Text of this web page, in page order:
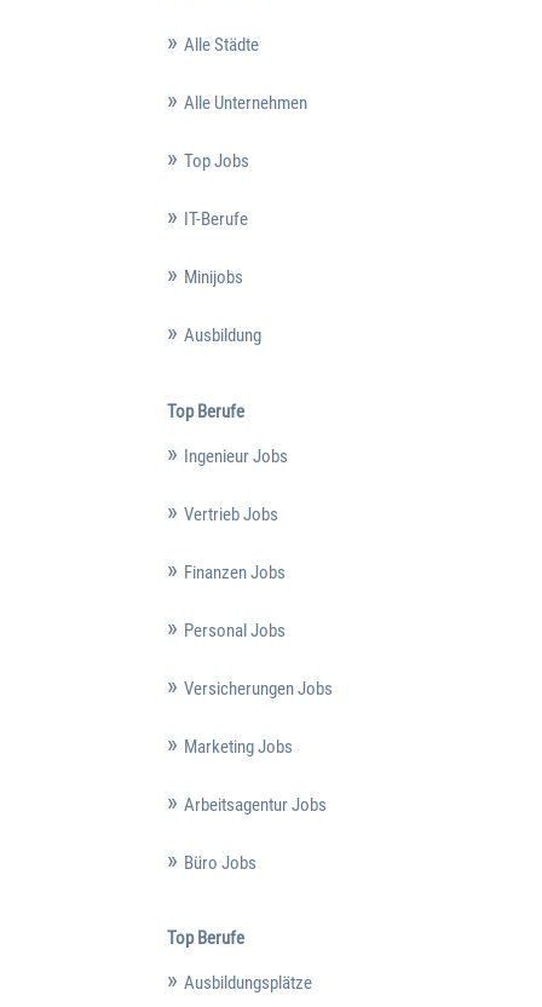
Alle Städte
Alle Unternehmen
Top Jobs
IT-Berufe
Minijobs
Ausbildung
Top Berufe
Ingenieur Jobs
Vertrieb Jobs
Finanzen Jobs
Personal Jobs
Versicherungen Jobs
Marketing Jobs
Arbeitsagentur Jobs
Büro Jobs
Top Berufe
Ausbildungsplätze